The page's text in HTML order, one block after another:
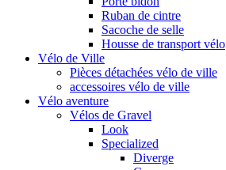
Ruban de cintre
Sacoche de selle
Housse de transport vélo
Vélo de Ville
Pièces détachées vélo de ville
accessoires vélo de ville
Vélo aventure
Vélos de Gravel
Look
Specialized
Diverge